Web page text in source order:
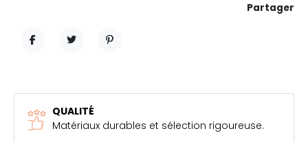
Partager
QUALITÉ
Matériaux durables et sélection rigoureuse.